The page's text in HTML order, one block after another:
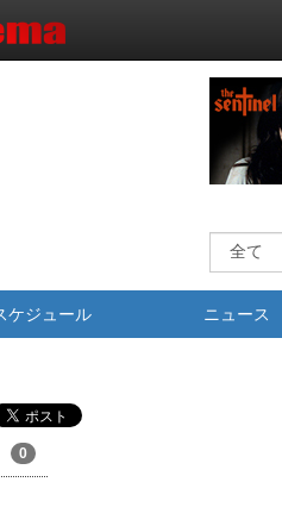
ケジュール ニュース
0